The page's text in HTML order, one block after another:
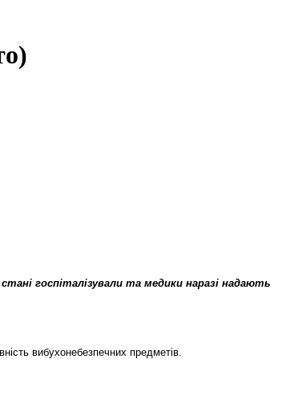
госпіталізували та медики наразі надають
вибухонебезпечних предметів.